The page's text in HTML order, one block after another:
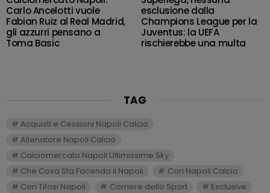
Carlo Ancelotti vuole
Fabian Ruiz al Real Madrid,
gli azzurri pensano a
Toma Basic
esclusione dalla
Champions League per la
Juventus: la UEFA
rischierebbe una multa
TAG
Acquisti e Cessioni Napoli Calcio
Allenatore Napoli Calcio
Calciomercato Napoli Ultimissime Sky
Che Cosa Sta Facendo il Napoli
Cori Napoli Calcio
Cori Tifosi Napoli
Corriere dello Sport
Esclusive